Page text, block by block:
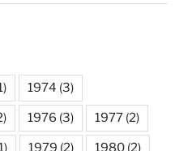
1974 (3)
1976 (3) 1977 (2)
1979 (2) 1980 (2)